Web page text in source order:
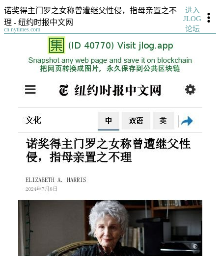
诺奖得主门罗之女称曾遭继父性侵，指母亲置之不
理 - 纽约时报中文网
cn.nytimes.com
进入
JLOG
论坛